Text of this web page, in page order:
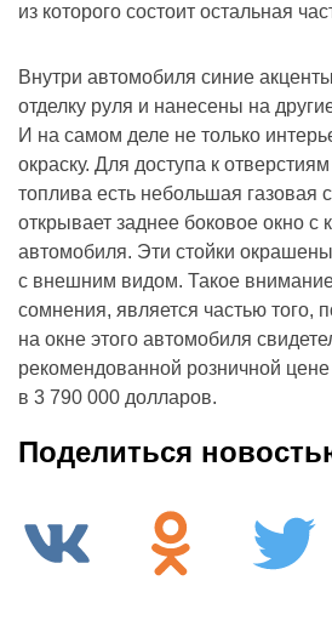
из которого состоит остальная
Внутри автомобиля синие
отделку руля и нанесены на
И на самом деле не только
окраску. Для доступа к
топлива есть небольшая газовая
открывает заднее боковое окно с
автомобиля. Эти стойки окрашены
с внешним видом. Такое
сомнения, является частью того,
на окне этого автомобиля
рекомендованной розничной цене
в 3 790 000 долларов.
Поделиться